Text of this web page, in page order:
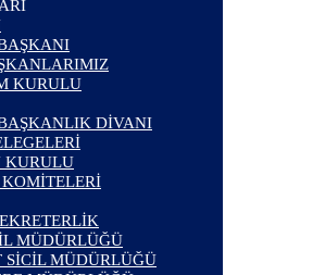
KURULU
DİVANI
KURULU
MÜDÜRLÜĞÜ
SİCİL MÜDÜRLÜĞÜ